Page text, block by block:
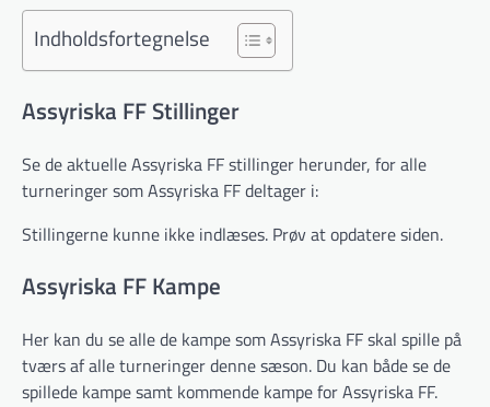
Indholdsfortegnelse
Assyriska FF Stillinger
Se de aktuelle Assyriska FF stillinger herunder, for alle
turneringer som Assyriska FF deltager i:
Stillingerne kunne ikke indlæses. Prøv at opdatere siden.
Assyriska FF Kampe
Her kan du se alle de kampe som Assyriska FF skal spille på
tværs af alle turneringer denne sæson. Du kan både se de
spillede kampe samt kommende kampe for Assyriska FF.